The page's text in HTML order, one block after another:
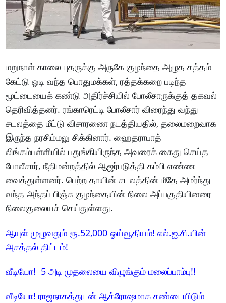
மறுநாள் காலை புதருக்கு அருகே குழந்தை அழுத சத்தம்
கேட்டு ஓடி வந்த பொதுமக்கள், ரத்தக்கறை படிந்த
மூட்டையைக் கண்டு அதிர்ச்சியில் போலீசாருக்குத் தகவல்
தெரிவித்தனர். ரங்காரெட்டி போலீசார் விரைந்து வந்து
சடலத்தை மீட்டு விசாரணை நடத்தியதில், தலைமறைவாக
இருந்த நரசிம்மலு சிக்கினார். ஹைதராபாத்
லிங்கம்பள்ளியில் பதுங்கியிருந்த அவரைக் கைது செய்த
போலீசார், நீதிமன்றத்தில் ஆஜர்படுத்தி கம்பி எண்ண
வைத்துள்ளனர். பெற்ற தாயின் சடலத்தின் மீதே அமர்ந்து
வந்த அந்தப் பிஞ்சு குழந்தையின் நிலை அப்பகுதியினரை
நிலைகுலையச் செய்துள்ளது.
ஆயுள் முழுவதும் ரூ.52,000 ஓய்வூதியம்! எல்.ஐ.சி.யின்
அசத்தல் திட்டம்!
வீடியோ! 5 அடி முதலையை விழுங்கும் மலைப்பாம்பு!!
வீடியோ! ராஜநாகத்துடன் ஆக்ரோஷமாக சண்டையிடும்